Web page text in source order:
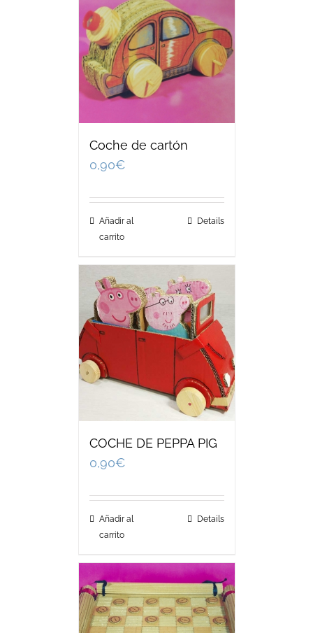
Coche de cartón
0,90€
Añadir al
carrito
Details
COCHE DE PEPPA PIG
0,90€
Añadir al
carrito
Details